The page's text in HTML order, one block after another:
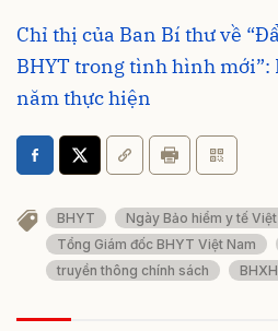
Chỉ thị của Ban Bí thư về
BHYT trong tình hình
năm thực hiện
BHYT
Ngày Bảo hiểm y tế
Tổng Giám đốc BHYT Việt Nam
truyền thông chính sách
BHXH